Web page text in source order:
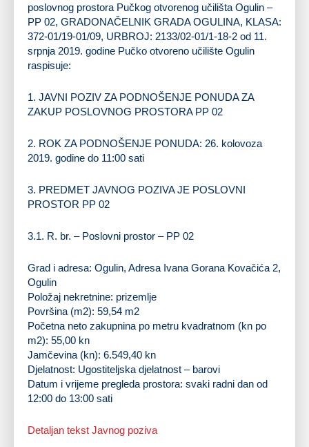
poslovnog prostora Pučkog otvorenog učilišta Ogulin –
PP 02, GRADONAČELNIK GRADA OGULINA, KLASA:
372-01/19-01/09, URBROJ: 2133/02-01/1-18-2 od 11.
srpnja 2019. godine Pučko otvoreno učilište Ogulin
raspisuje:
1. JAVNI POZIV ZA PODNOŠENJE PONUDA ZA
ZAKUP POSLOVNOG PROSTORA PP 02
2. ROK ZA PODNOŠENJE PONUDA: 26. kolovoza
2019. godine do 11:00 sati
3. PREDMET JAVNOG POZIVA JE POSLOVNI
PROSTOR PP 02
3.1. R. br. – Poslovni prostor – PP 02
Grad i adresa: Ogulin, Adresa Ivana Gorana Kovačića 2,
Ogulin
Položaj nekretnine: prizemlje
Površina (m2): 59,54 m2
Početna neto zakupnina po metru kvadratnom (kn po
m2): 55,00 kn
Jamčevina (kn): 6.549,40 kn
Djelatnost: Ugostiteljska djelatnost – barovi
Datum i vrijeme pregleda prostora: svaki radni dan od
12:00 do 13:00 sati
Detaljan tekst Javnog poziva